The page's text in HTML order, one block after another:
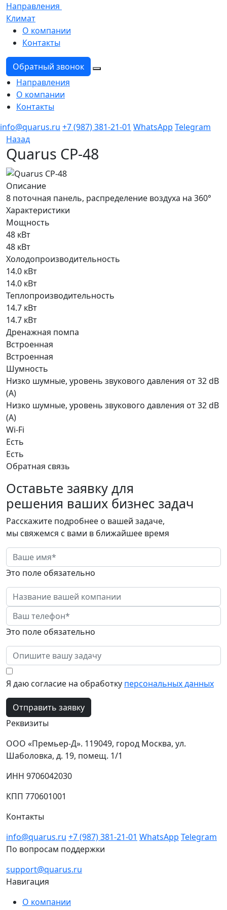
Направления
Климат
О компании
Контакты
Обратный звонок
Направления
О компании
Контакты
info@quarus.ru +7 (987) 381-21-01 WhatsApp Telegram
Назад
Quarus CP-48
Описание
8 поточная панель, распределение воздуха на 360°
Характеристики
Мощность
48 кВт
48 кВт
Холодопроизводительность
14.0 кВт
14.0 кВт
Теплопроизводительность
14.7 кВт
14.7 кВт
Дренажная помпа
Встроенная
Встроенная
Шумность
Низко шумные, уровень звукового давления от 32 dB
(A)
Низко шумные, уровень звукового давления от 32 dB
(A)
Wi-Fi
Есть
Есть
Обратная связь
Оставьте заявку для
решения ваших бизнес задач
Расскажите подробнее о вашей задаче,
мы свяжемся с вами в ближайшее время
Это поле обязательно
Это поле обязательно
Я даю согласие на обработку персональных данных
Отправить заявку
Реквизиты
ООО «Премьер-Д». 119049, город Москва, ул.
Шаболовка, д. 19, помещ. 1/1
ИНН 9706042030
КПП 770601001
Контакты
info@quarus.ru +7 (987) 381-21-01 WhatsApp Telegram
По вопросам поддержки
support@quarus.ru
Навигация
О компании